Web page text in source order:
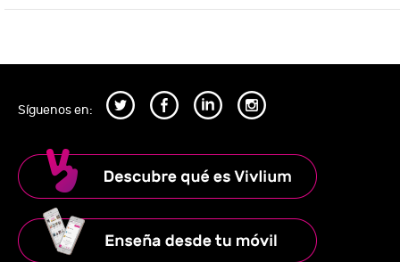
Síguenos en: